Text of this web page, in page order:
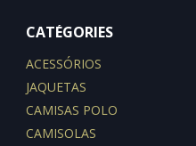
CATÉGORIES
ACESSÓRIOS
JAQUETAS
CAMISAS POLO
CAMISOLAS